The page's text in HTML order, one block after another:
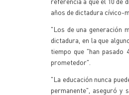
años de dictadura cívico-
"Los de una generación
dictadura, en la que
tiempo que "han pasado
prometedor".
"La educación nunca
permanente", aseguró y